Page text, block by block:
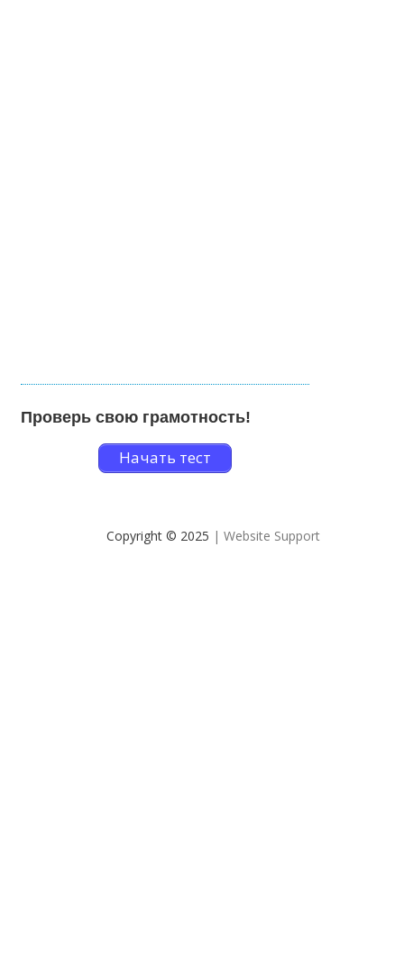
Проверь свою грамотность!
Начать тест
Copyright © 2025 | Website Support